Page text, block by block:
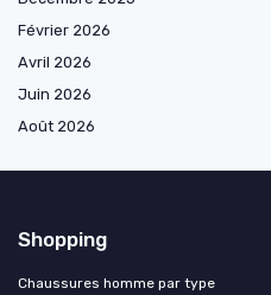
Février 2026
Avril 2026
Juin 2026
Août 2026
Shopping
Chaussures homme par type